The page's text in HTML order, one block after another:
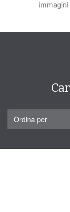
immagini
Ordina per